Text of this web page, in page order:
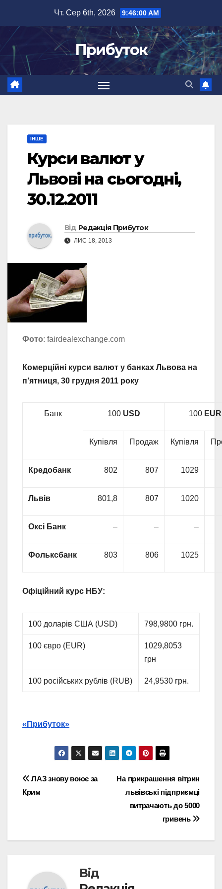
вмісту
Чт. Сер 6th, 2026 9:46:01 AM
Прибуток
ІНШЕ
Курси валют у
Львові на сьогодні,
30.12.2011
Від Редакція Прибуток
ЛИС 18, 2013
Фото: fairdealexchange.com
Комерційні курси валют у банках Львова на
п’ятниця, 30 грудня 2011 року
Банк 100 USD 100 EUR
Купівля Продаж Купівля
Кредобанк 802 807 1029
Львів 801,8 807 1020
Оксі Банк – – –
Фольксбанк 803 806 1025
Офіційний курс НБУ:
100 доларів США (USD) 798,9800 грн.
100 євро (EUR)
1029,8053
грн
100 російських рублів (RUB) 24,9530 грн.
«Прибуток»
Навігація
записів
На прикрашення вітрин
львівські підприємці
витрачають до 5000
гривень
ЛАЗ знову воює за
Крим
Від